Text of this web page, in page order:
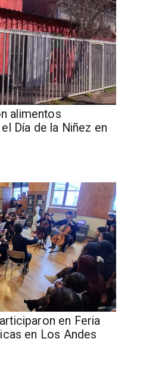
alimentos
Día de la Niñez en
en Feria
en Los Andes